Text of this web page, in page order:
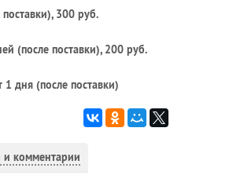
300 руб.
(после поставки), 200 руб.
1 дня (после поставки)
комментарии